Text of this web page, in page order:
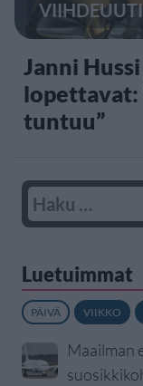
Janni
lopettavat:
tuntuu”
Luetuimmat
PÄIVÄ VIIKKO
Maailman